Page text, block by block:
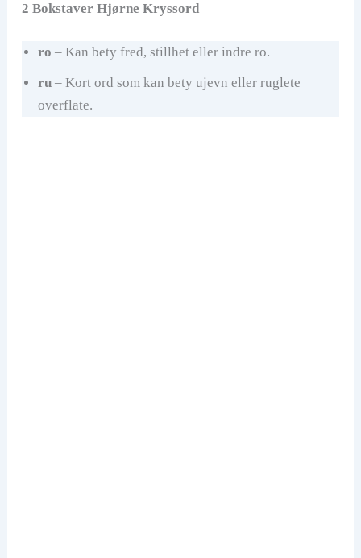
2 Bokstaver Hjørne Kryssord
ro – Kan bety fred, stillhet eller indre ro.
ru– Kort ord som kan bety ujevn eller ruglete
overflate.